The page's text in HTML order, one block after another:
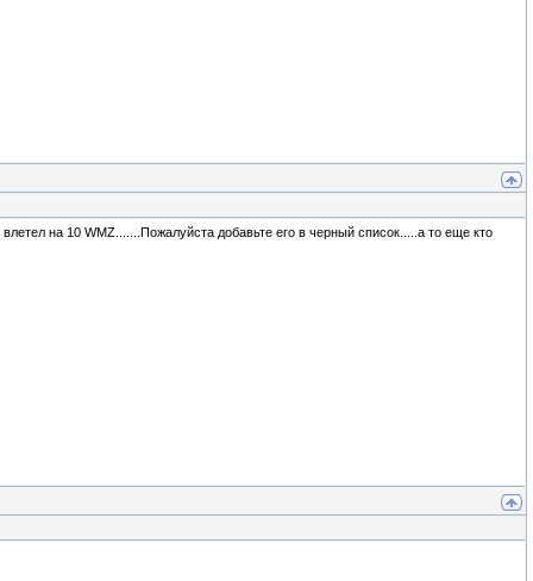
на 10 WMZ.......Пожалуйста добавьте его в черный список.....а то еще кто